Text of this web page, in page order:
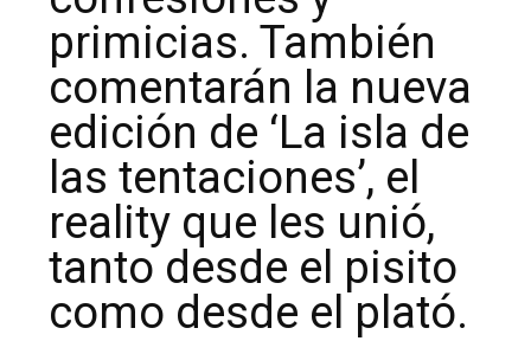
primicias. También
comentarán la nueva
edición de ‘La isla de
las tentaciones’, el
reality que les unió,
tanto desde el pisito
como desde el plató.